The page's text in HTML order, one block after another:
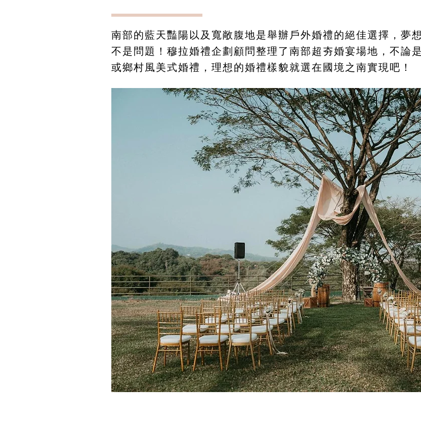
南部的藍天豔陽以及寬敞腹地是舉辦戶外婚禮的絕佳選擇，夢
不是問題！穆拉婚禮企劃顧問整理了南部超夯婚宴場地，不論
或鄉村風美式婚禮，理想的婚禮樣貌就選在國境之南實現吧！